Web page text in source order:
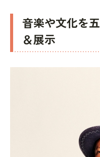
音楽や文化を
＆展示